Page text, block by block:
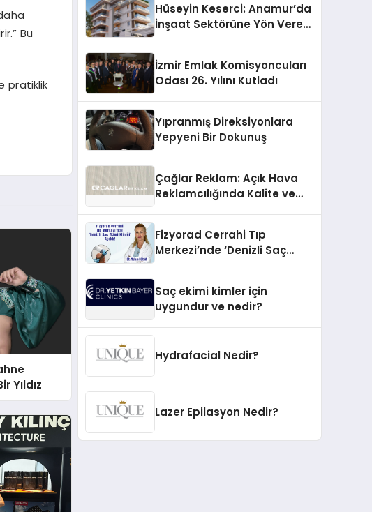
Bu
pratiklik
Yıldız
Hüseyin Keserci: Anamur’da
İnşaat Sektörüne Yön Veren
İzmir Emlak Komisyoncuları
Odası 26. Yılını Kutladı
Yıpranmış Direksiyonlara
Yepyeni Bir Dokunuş
Çağlar Reklam: Açık Hava
Reklamcılığında Kalite ve
Fizyorad Cerrahi Tıp
Merkezi’nde ‘Denizli Saç
Saç ekimi kimler için
uygundur ve nedir?
Hydrafacial Nedir?
Lazer Epilasyon Nedir?